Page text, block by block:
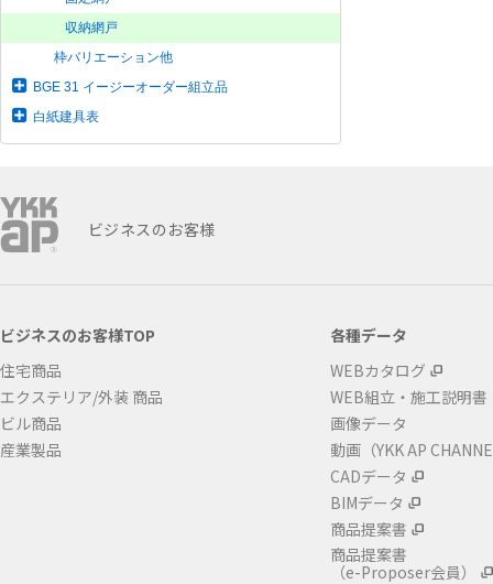
収納網戸
枠バリエーション他
BGE 31 イージーオーダー組立品
白紙建具表
ビジネスのお客様
ビジネスのお客様TOP
住宅商品
エクステリア/外装 商品
ビル商品
産業製品
各種データ
WEBカタログ
WEB組立・施工説明書
画像データ
動画（YKK AP
CADデータ
BIMデータ
商品提案書
商品提案書
（e-Proposer会員）